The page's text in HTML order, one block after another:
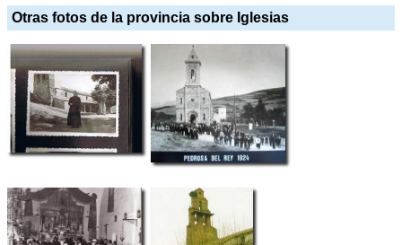
Otras fotos de la provincia sobre Iglesias